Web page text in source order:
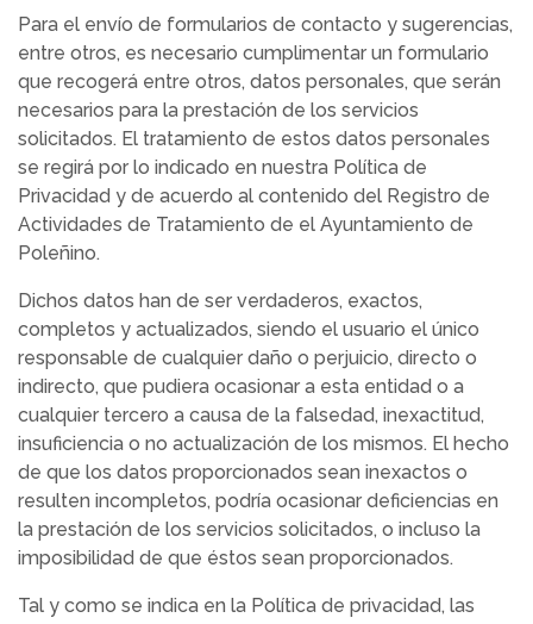
Para el envío de formularios de contacto y sugerencias,
entre otros, es necesario cumplimentar un formulario
que recogerá entre otros, datos personales, que serán
necesarios para la prestación de los servicios
solicitados. El tratamiento de estos datos personales
se regirá por lo indicado en nuestra Política de
Privacidad y de acuerdo al contenido del Registro de
Actividades de Tratamiento de el Ayuntamiento de
Poleñino.
Dichos datos han de ser verdaderos, exactos,
completos y actualizados, siendo el usuario el único
responsable de cualquier daño o perjuicio, directo o
indirecto, que pudiera ocasionar a esta entidad o a
cualquier tercero a causa de la falsedad, inexactitud,
insuficiencia o no actualización de los mismos. El hecho
de que los datos proporcionados sean inexactos o
resulten incompletos, podría ocasionar deficiencias en
la prestación de los servicios solicitados, o incluso la
imposibilidad de que éstos sean proporcionados.
Tal y como se indica en la Política de privacidad, las